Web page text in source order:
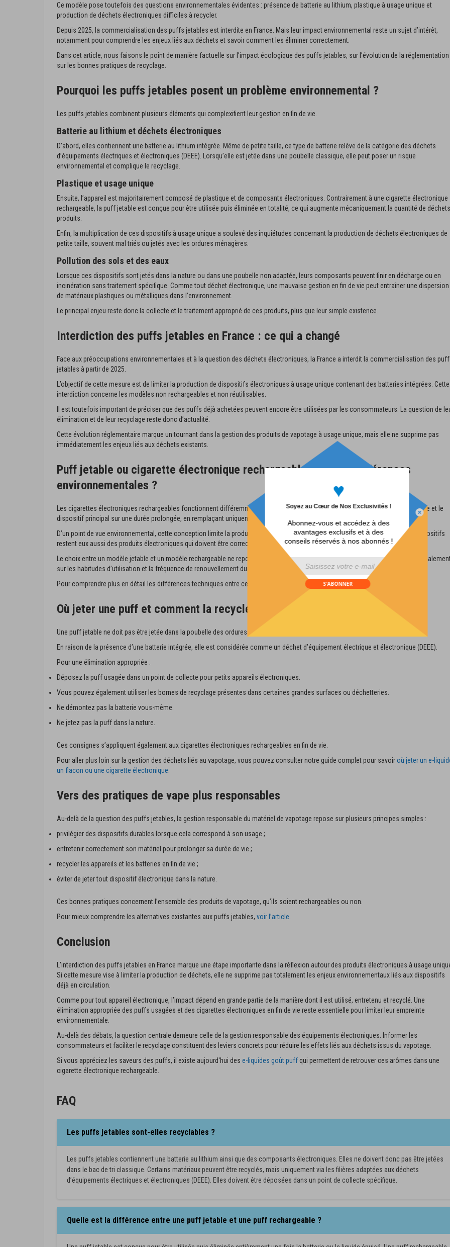
div id="mp-popup-template5">
♥
Soyez au Cœur de Nos Exclusivités !
Abonnez-vous et accédez à des
avantages exclusifs et à des
conseils réservés à nos abonnés !
S'ABONNER
Ce modèle pose toutefois des questions environnementales évidentes : présence de batterie au lithium, plastique à usage unique et
production de déchets électroniques difficiles à recycler.
Depuis 2025, la commercialisation des puffs jetables est interdite en France. Mais leur impact environnemental reste un sujet d’intérêt,
notamment pour comprendre les enjeux liés aux déchets et savoir comment les éliminer correctement.
Dans cet article, nous faisons le point de manière factuelle sur l’impact écologique des puffs jetables, sur l’évolution de la
sur les bonnes pratiques de recyclage.
Pourquoi les puffs jetables posent un problème environnemental ?
Les puffs jetables combinent plusieurs éléments qui complexifient leur gestion en fin de vie.
Batterie au lithium et déchets électroniques
D’abord, elles contiennent une batterie au lithium intégrée. Même de petite taille, ce type de batterie relève de la catégorie des déchets
d’équipements électriques et électroniques (DEEE). Lorsqu’elle est jetée dans une poubelle classique, elle peut poser un risque
environnemental et complique le recyclage.
Plastique et usage unique
Ensuite, l’appareil est majoritairement composé de plastique et de composants électroniques. Contrairement à une cigarette électronique
rechargeable, la puff jetable est conçue pour être utilisée puis éliminée en totalité, ce qui augmente mécaniquement la quantité de déchets
produits.
Enfin, la multiplication de ces dispositifs à usage unique a soulevé des inquiétudes concernant la production de déchets électroniques de
petite taille, souvent mal triés ou jetés avec les ordures ménagères.
Pollution des sols et des eaux
Lorsque ces dispositifs sont jetés dans la nature ou dans une poubelle non adaptée, leurs composants peuvent finir en décharge ou en
incinération sans traitement spécifique. Comme tout déchet électronique, une mauvaise gestion en fin de vie peut entraîner une dispersion
de matériaux plastiques ou métalliques dans l’environnement.
Le principal enjeu reste donc la collecte et le traitement approprié de ces produits, plus que leur simple existence.
Interdiction des puffs jetables en France : ce qui a changé
Face aux préoccupations environnementales et à la question des déchets électroniques, la France a interdit la commercialisation des
jetables à partir de 2025.
L’objectif de cette mesure est de limiter la production de dispositifs électroniques à usage unique contenant des batteries intégrées. Cette
interdiction concerne les modèles non rechargeables et non réutilisables.
Il est toutefois important de préciser que des puffs déjà achetées peuvent encore être utilisées par les consommateurs. La question de
élimination et de leur recyclage reste donc d’actualité.
Cette évolution réglementaire marque un tournant dans la gestion des produits de vapotage à usage unique, mais elle ne supprime pas
immédiatement les enjeux liés aux déchets existants.
Puff jetable ou cigarette électronique rechargeable : quelles différences
environnementales ?
Les cigarettes électroniques rechargeables fonctionnent différemment des puffs jetables. Elles permettent de conserver la batterie et le
dispositif principal sur une durée prolongée, en remplaçant uniquement le e-liquide ou la résistance lorsque cela est nécessaire.
D’un point de vue environnemental, cette conception limite la production d’appareils complets à usage unique. Toutefois, ces dispositifs
restent eux aussi des produits électroniques qui doivent être correctement entretenus et recyclés en fin de vie.
Le choix entre un modèle jetable et un modèle rechargeable ne repose donc pas uniquement sur des critères écologiques, mais
sur les habitudes d’utilisation et la fréquence de renouvellement du matériel.
Pour comprendre plus en détail les différences techniques entre ces deux formats,
voir l’article.
Où jeter une puff et comment la recycler ?
Une puff jetable ne doit pas être jetée dans la poubelle des ordures ménagères classiques.
En raison de la présence d’une batterie intégrée, elle est considérée comme un déchet d’équipement électrique et électronique (DEEE).
Pour une élimination appropriée :
Déposez la puff usagée dans un point de collecte pour petits appareils électroniques.
Vous pouvez également utiliser les bornes de recyclage présentes dans certaines grandes surfaces ou déchetteries.
Ne démontez pas la batterie vous-même.
Ne jetez pas la puff dans la nature.
Ces consignes s’appliquent également aux cigarettes électroniques rechargeables en fin de vie.
Pour aller plus loin sur la gestion des déchets liés au vapotage, vous pouvez consulter notre guide complet pour savoiroù jeter un e-
un flacon ou une cigarette électronique
Vers des pratiques de vape plus responsables
Au-delà de la question des puffs jetables, la gestion responsable du matériel de vapotage repose sur plusieurs principes simples :
privilégier des dispositifs durables lorsque cela correspond à son usage ;
entretenir correctement son matériel pour prolonger sa durée de vie ;
recycler les appareils et les batteries en fin de vie ;
éviter de jeter tout dispositif électronique dans la nature.
Ces bonnes pratiques concernent l’ensemble des produits de vapotage, qu’ils soient rechargeables ou non.
Pour mieux comprendre les alternatives existantes aux puffs jetables, voir l’article
Conclusion
L’interdiction des puffs jetables en France marque une étape importante dans la réflexion autour des produits électroniques à usage
Si cette mesure vise à limiter la production de déchets, elle ne supprime pas totalement les enjeux environnementaux liés aux dispositifs
déjà en circulation.
Comme pour tout appareil électronique, l’impact dépend en grande partie de la manière dont il est utilisé, entretenu et recyclé. Une
élimination appropriée des puffs usagées et des cigarettes électroniques en fin de vie reste essentielle pour limiter leur empreinte
environnementale.
Au-delà des débats, la question centrale demeure celle de la gestion responsable des équipements électroniques. Informer les
consommateurs et faciliter le recyclage constituent des leviers concrets pour réduire les effets liés aux déchets issus du vapotage.
Si vous appréciez les saveurs des puffs, il existe aujourd'hui des e-liquides goût puffqui permettent de retrouver ces arômes dans une
cigarette électronique rechargeable.
FAQ
Les puffs jetables sont-elles recyclables ?
Les puffs jetables contiennent une batterie au lithium ainsi que des composants électroniques. Elles ne doivent donc pas être jetées
dans le bac de tri classique. Certains matériaux peuvent être recyclés, mais uniquement via les filières adaptées aux déchets
d’équipements électriques et électroniques (DEEE). Elles doivent être déposées dans un point de collecte spécifique.
Quelle est la différence entre une puff jetable et une puff rechargeable ?